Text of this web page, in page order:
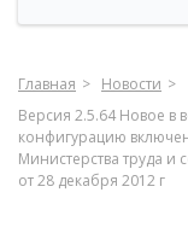
Главная
Новости
Версия 2.5.64 Новое в
конфигурацию
Министерства труда
от 28 декабря 2012 г